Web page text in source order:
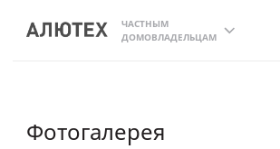
ЧАСТНЫМ
ДОМОВЛАДЕЛЬЦАМ
Фотогалерея